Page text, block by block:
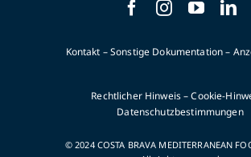
Kontakt –Sonstige Dokumentation–
Rechtlicher Hinweis–Cookie-
Datenschutzbestimmungen
© 2024 COSTA BRAVA MEDITERRANEAN